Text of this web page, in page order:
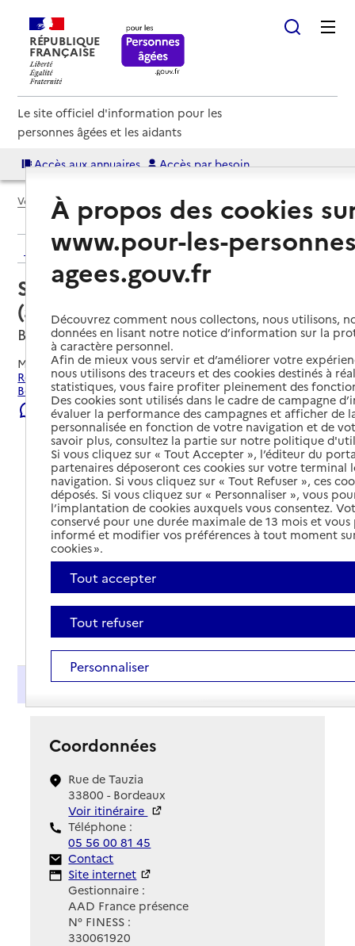
RÉPUBLIQUE
FRANÇAISE
Le site officiel d'information pour les
personnes âgées et les aidants
Accès aux annuaires Accès par besoin
Voir le fil d’Ariane
Retour aux résultats de l'annuaire
Service autonomie à domicile
(aide) – France présence
Bordeaux, GIRONDE
Mis à jour le22/07/2026
Rechercher les établissements et services autour de
Bordeaux.
Signaler une erreur
Présentation
Coordonnées
Rue de Tauzia
33800 - Bordeaux
Voir itinéraire
Téléphone :
05 56 00 81 45
Contact
Contact
Site Internet
Site internet
Gestionnaire :
AAD France présence
N° FINESS :
330061920
À propos des cookies
www.pour-les-
agees.gouv.fr
Découvrez comment nous collectons, nous utilisons,
données en lisant notre notice d’information sur la
à caractère personnel.
Afin de mieux vous servir et d’améliorer votre
nous utilisons des traceurs et des cookies destinés à
statistiques, vous faire profiter pleinement des
Des cookies sont utilisés dans le cadre de campagne
évaluer la performance des campagnes et afficher de
personnalisée en fonction de votre navigation et de
savoir plus, consultez la partie sur notre politique
Si vous cliquez sur « Tout Accepter », l’éditeur du
partenaires déposeront ces cookies sur votre terminal
navigation. Si vous cliquez sur « Tout Refuser », ces
déposés. Si vous cliquez sur « Personnaliser », vous
l’implantation de cookies auxquels vous consentez.
conservé pour une durée maximale de 13 mois et
informé et modifier vos préférences à tout moment
cookies ».
Tout accepter
Tout refuser
Personnaliser